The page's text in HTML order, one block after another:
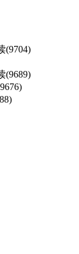
(9704)
(9689)
9676)